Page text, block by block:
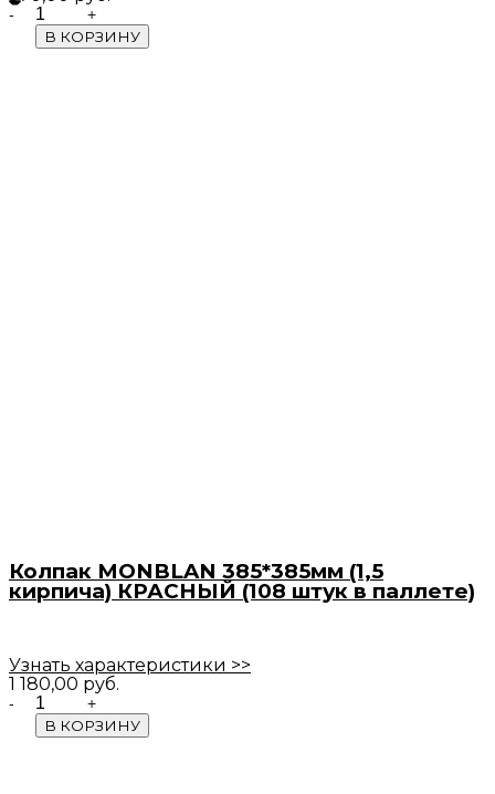
Quantity
В КОРЗИНУ
Колпак MONBLAN 385*385мм (1,5
кирпича) КРАСНЫЙ (108 штук в паллете)
Узнать характеристики >>
1 180,00 руб.
Quantity
В КОРЗИНУ